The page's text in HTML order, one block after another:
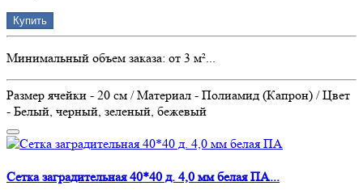
Купить
Минимальный объем заказа: от 3 м²...
Размер ячейки - 20 см / Материал - Полиамид (Капрон) / Цвет
- Белый, черный, зеленый, бежевый
Сетка заградительная 40*40 д. 4,0 мм белая ПА...